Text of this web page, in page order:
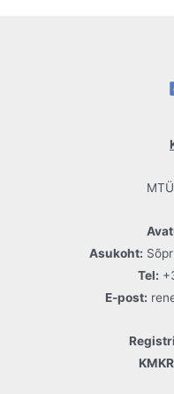
Asukoht:
Tel:
E-post: